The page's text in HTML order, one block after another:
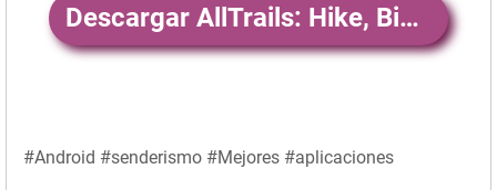
Descargar AllTrails: Hike, Bike & Run
#Android #senderismo #Mejores #aplicaciones